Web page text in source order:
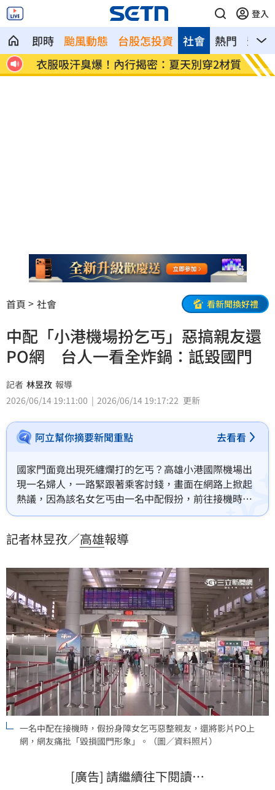
登入
即時 颱風動態 台股怎投資 熱門 影音
社會
放
衣服吸汗臭爆！內行揭密：夏天別穿2材質 睡得
首頁 社會 看新聞換好禮
中配「小港機場扮乞丐」惡搞親友還
PO網 台人一看全炸鍋：詆毀國門
記者 林昱孜 報導
2026/06/14 19:11:00
2026/06/14 19:17:22 更新
阿立幫你摘要新聞重點 去看看
國家門面竟出現死纏爛打的乞丐？高雄小港國際機場出
現一名婦人，一路緊跟著乘客討錢，畫面在網路上掀起
熱議，因為該名女乞丐由一名中配假扮，前往接機時，
故意惡整自己親友後，事後再將影像PO網；不少網友看
視相關影像，現場狀況應屬親友間的惡作劇，目前尚未
記者林昱孜／高雄報導
一名中配在接機時，假扮身障女乞丐惡整親友，還將影片PO上
網，網友痛批「毀損國門形象」。（圖／資料照片）
[廣告] 請繼續往下閱讀…